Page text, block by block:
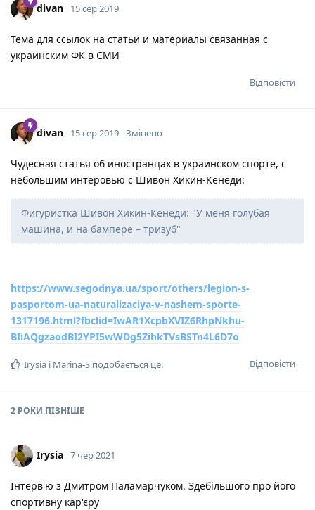
divan 15 сер 2019
Тема для ссылок на статьи и материалы связанная с
украинским ФК в СМИ
Відповісти
divan 15 сер 2019 Змінено
Чудесная статья об иностранцах в украинском спорте, с
небольшим интеровью с Шивон Хикин-Кенеди:
Фигуристка Шивон Хикин-Кенеди: "У меня голубая
машина, и на бампере – тризуб"
https://www.segodnya.ua/sport/others/legion-s-
pasportom-ua-naturalizaciya-v-nashem-sporte-
1317196.html?fbclid=IwAR1XcpbXVIZ6RhpNkhu-
BIiAQgzaodBI2YPI5wWDg5ZihkTVsBSTn4L6D7o
Відповісти
Irysia і Marina-S подобається це.
2 РОКИ ПІЗНІШЕ
Irysia 7 чер 2021
Інтерв'ю з Дмитром Паламарчуком. Здебільшого про його
спортивну кар'єру